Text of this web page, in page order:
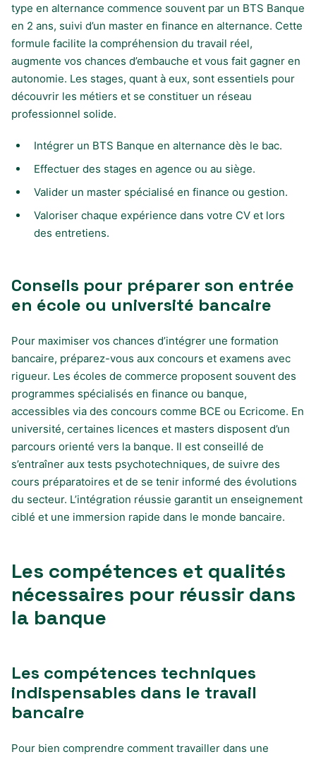
type en alternance commence souvent par un BTS Banque
en 2 ans, suivi d’un master en finance en alternance. Cette
formule facilite la compréhension du travail réel,
augmente vos chances d’embauche et vous fait gagner en
autonomie. Les stages, quant à eux, sont essentiels pour
découvrir les métiers et se constituer un réseau
professionnel solide.
Intégrer un BTS Banque en alternance dès le bac.
Effectuer des stages en agence ou au siège.
Valider un master spécialisé en finance ou gestion.
Valoriser chaque expérience dans votre CV et lors
des entretiens.
Conseils pour préparer son entrée
en école ou université bancaire
Pour maximiser vos chances d’intégrer une formation
bancaire, préparez-vous aux concours et examens avec
rigueur. Les écoles de commerce proposent souvent des
programmes spécialisés en finance ou banque,
accessibles via des concours comme BCE ou Ecricome. En
université, certaines licences et masters disposent d’un
parcours orienté vers la banque. Il est conseillé de
s’entraîner aux tests psychotechniques, de suivre des
cours préparatoires et de se tenir informé des évolutions
du secteur. L’intégration réussie garantit un enseignement
ciblé et une immersion rapide dans le monde bancaire.
Les compétences et qualités
nécessaires pour réussir dans
la banque
Les compétences techniques
indispensables dans le travail
bancaire
Pour bien comprendre comment travailler dans une